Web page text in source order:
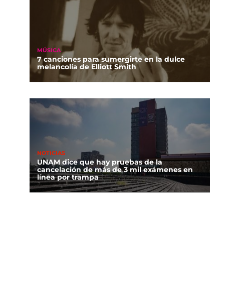
MÚSICA
7 canciones para sumergirte en la dulce
melancolía de Elliott Smith
NOTICIAS
UNAM dice que hay pruebas de la
cancelación de más de 3 mil exámenes en
línea por trampa